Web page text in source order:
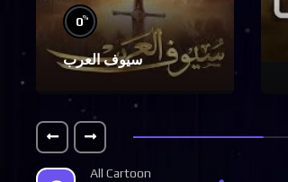
0%
سيوف العرب
All Cartoon